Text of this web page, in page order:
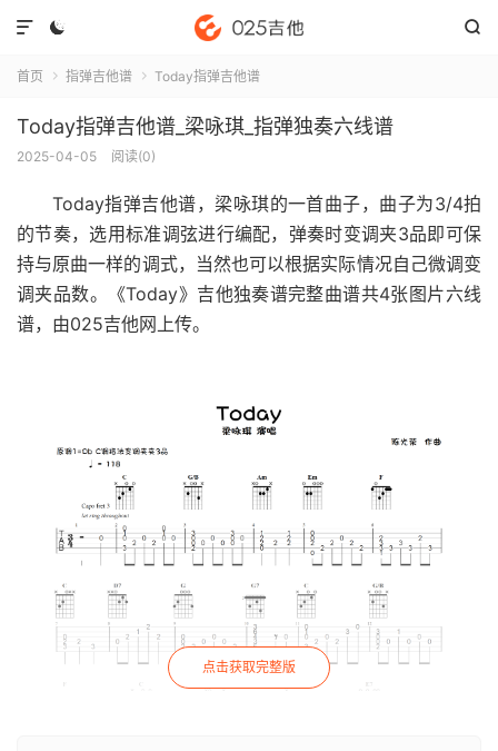
 

首页  指弹吉他谱  Today指弹吉他谱
Today指弹吉他谱_梁咏琪_指弹独奏六线谱
2025-04-05 阅读(0)
Today指弹吉他谱，梁咏琪的一首曲子，曲子为3/4拍
的节奏，选用标准调弦进行编配，弹奏时变调夹3品即可保
持与原曲一样的调式，当然也可以根据实际情况自己微调变
调夹品数。《Today》吉他独奏谱完整曲谱共4张图片六线
谱，由025吉他网上传。
点击获取完整版